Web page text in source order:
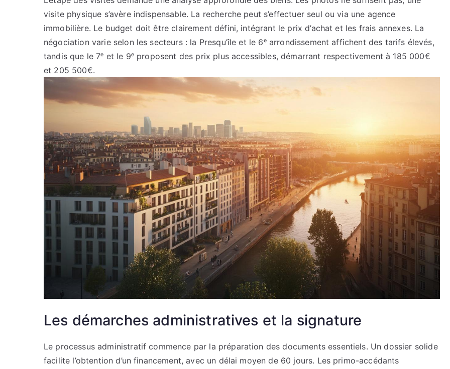
visite physique s’avère indispensable. La recherche peut s’effectuer seul ou via une agence
immobilière. Le budget doit être clairement défini, intégrant le prix d’achat et les frais annexes. La
négociation varie selon les secteurs : la Presqu’île et le 6ᵉ arrondissement affichent des tarifs élevés,
tandis que le 7ᵉ et le 9ᵉ proposent des prix plus accessibles, démarrant respectivement à 185 000€
et 205 500€.
Les démarches administratives et la signature
Le processus administratif commence par la préparation des documents essentiels. Un dossier solide
facilite l’obtention d’un financement, avec un délai moyen de 60 jours. Les primo-accédants